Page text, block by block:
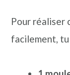
Pour réaliser
facilement, tu